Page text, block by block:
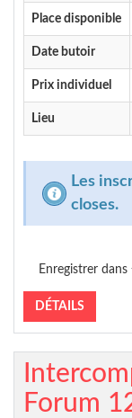
Place disponible
Date butoir
Prix individuel
Lieu
Les
closes.
Enregistrer dans
DÉTAILS
Forum